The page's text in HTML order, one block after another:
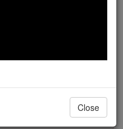
now in their 70's,
for all. Stand with us
Close